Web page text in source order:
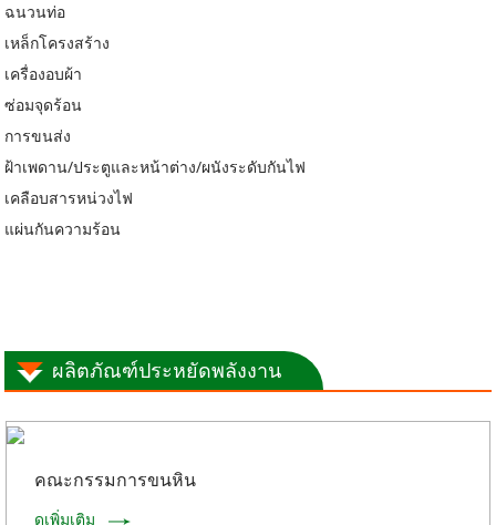
ฉนวนท่อ
เหล็กโครงสร้าง
เครื่องอบผ้า
ซ่อมจุดร้อน
การขนส่ง
ฝ้าเพดาน/ประตูและหน้าต่าง/ผนังระดับกันไฟ
เคลือบสารหน่วงไฟ
แผ่นกันความร้อน
ผลิตภัณฑ์ประหยัดพลังงาน
คณะกรรมการขนหิน
ดูเพิ่มเติม